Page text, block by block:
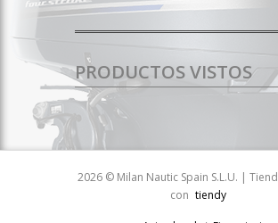
PRODUCTOS VISTOS
2026 © Milan Nautic Spain S.L.U. |
con tiendy